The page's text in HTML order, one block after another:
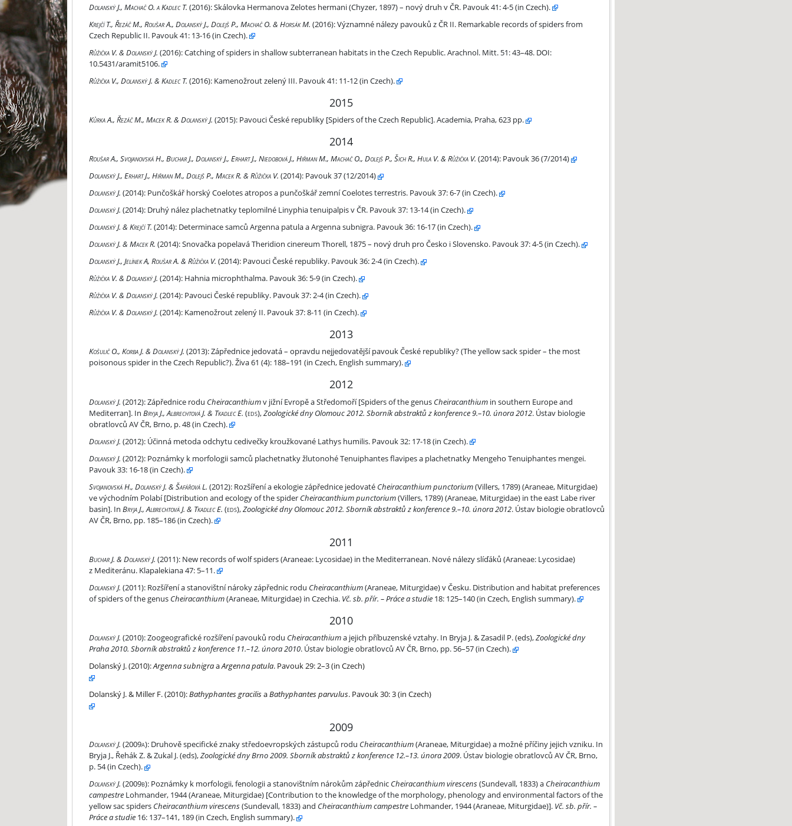
Skálovka Hermanova Zelotes hermani (Chyzer, 1897) – nový druh v ČR. Pavouk 41: 4-5 (in Czech).
Dolanský J., Machač O. a Kadlec T. (2016):Skálovka Hermanova Zelotes hermani (Chyzer, 1897) – nový druh v ČR. Pavouk 41: 4-5 (in Czech).
Významné nálezy pavouků z ČR II. Remarkable records of spiders from Czech Republic II. Pavouk 41: 13-16 (in Czech).
Krejčí T., Řezáč M., Roušar A., Dolanský J., Dolejš P., Machač O. & Horsák M. (2016):Významné nálezy pavouků z ČR II. Remarkable records of spiders from
Czech Republic II. Pavouk 41: 13-16 (in Czech).
Catching of spiders in shallow subterranean habitats in the Czech Republic.
Růžička V. & Dolanský J. (2016):Catching of spiders in shallow subterranean habitats in the Czech Republic. Arachnol. Mitt. 51: 43–48. DOI:
10.5431/aramit5106.
Kamenožrout zelený III. Pavouk 41: 11-12 (in Czech).
Růžička V., Dolanský J. & Kadlec T. (2016): Kamenožrout zelený III. Pavouk 41: 11-12 (in Czech).
2015
Pavouci České republiky.
Kůrka A., Řezáč M., Macek R. & Dolanský J. (2015): Pavouci České republiky [Spiders of the Czech Republic]. Academia, Praha, 623 pp.
2014
Pavouk 36 (7/2014)
Roušar A., Svojanovská H., Buchar J., Dolanský J., Erhart J., Niedobová J., Hiřman M., Machač O., Dolejš P., Šich R., Hula V. & Růžička V. (2014): Pavouk 36 (7/2014)
Pavouk 37 (12/2014)
Dolanský J., Erhart J., Hiřman M., Dolejš P., Macek R. & Růžička V. (2014): Pavouk 37 (12/2014)
Punčoškář horský Coelotes atropos a punčoškář zemní Coelotes terrestris. Pavouk 37: 6-7 (in Czech).
Dolanský J. (2014): Punčoškář horský Coelotes atropos a punčoškář zemní Coelotes terrestris. Pavouk 37: 6-7 (in Czech).
Druhý nález plachetnatky teplomilné Linyphia tenuipalpis v ČR. Pavouk 37: 13-14 (in Czech).
Dolanský J. (2014): Druhý nález plachetnatky teplomilné Linyphia tenuipalpis v ČR. Pavouk 37: 13-14 (in Czech).
Determinace samců Argenna patula a Argenna subnigra. Pavouk 36: 16-17 (in Czech).
Dolanský J. & Krejčí T. (2014): Determinace samců Argenna patula a Argenna subnigra. Pavouk 36: 16-17 (in Czech).
Snovačka popelavá Theridion cinereum Thorell, 1875 – nový druh pro Česko i Slovensko. Pavouk 37: 4-5 (in Czech).
Dolanský J. & Macek R. (2014):Snovačka popelavá Theridion cinereum Thorell, 1875 – nový druh pro Česko i Slovensko. Pavouk 37: 4-5 (in Czech).
Pavouci České republiky. Pavouk 36: 2-4 (in Czech).
Dolanský J., Jelínek A, Roušar A. & Růžička V. (2014): Pavouci České republiky. Pavouk 36: 2-4 (in Czech).
Hahnia microphthalma. Pavouk 36: 5-9 (in Czech).
Růžička V. & Dolanský J. (2014): Hahnia microphthalma. Pavouk 36: 5-9 (in Czech).
Pavouci České republiky. Pavouk 37: 2-4 (in Czech).
Růžička V. & Dolanský J. (2014): Pavouci České republiky. Pavouk 37: 2-4 (in Czech).
Kamenožrout zelený II. Pavouk 37: 8-11 (in Czech).
Růžička V. & Dolanský J. (2014): Kamenožrout zelený II. Pavouk 37: 8-11 (in Czech).
2013
Zápřednice jedovatá – opravdu nejjedovatější pavouk České republiky?
Košulič O., Korba J. & Dolanský J. (2013):Zápřednice jedovatá – opravdu nejjedovatější pavouk České republiky? (The yellow sack spider – the most
poisonous spider in the Czech Republic?). Živa 61 (4): 188–191 (in Czech, English summary).
2012
Zápřednice rodu Cheiracanthium v jižní Evropě a Středomoří
Dolanský J. (2012):Zápřednice rodu Cheiracanthiumv jižní Evropě a Středomoří [Spiders of the genus Cheiracanthium in southern Europe and
Mediterran]. In Bryja J., Albrechtová J. & Tkadlec E. (eds),Zoologické dny Olomouc 2012. Sborník abstraktů z konference 9.–10. února 2012. Ústav biologie
obratlovců AV ČR, Brno, p. 48 (in Czech).
Účinná metoda odchytu cedivečky kroužkované Lathys humilis. Pavouk 32: 17-18 (in Czech).
Dolanský J. (2012): Účinná metoda odchytu cedivečky kroužkované Lathys humilis. Pavouk 32: 17-18 (in Czech).
Poznámky k morfologii samců plachetnatky žlutonohé Tenuiphantes flavipes a plachetnatky Mengeho Tenuiphantes mengei. Pavouk 33: 16-18 (in Czech).
Dolanský J. (2012): Poznámky k morfologii samců plachetnatky žlutonohé Tenuiphantes flavipes a plachetnatky Mengeho Tenuiphantes mengei.
Pavouk 33: 16-18 (in Czech).
Rozšíření a ekologie zápřednice jedovaté Cheiracanthium punctorium (Villers, 1789) (Araneae, Miturgidae) ve východním Polabí
Svojanovská H., Dolanský J. & Šafářová L. (2012): Rozšíření a ekologie zápřednice jedovaté Cheiracanthium punctorium(Villers, 1789) (Araneae, Miturgidae)
ve východním Polabí [Distribution and ecology of the spider Cheiracanthium punctorium(Villers, 1789) (Araneae, Miturgidae) in the east Labe river
basin]. In Bryja J., Albrechtová J. & Tkadlec E. (eds),Zoologické dny Olomouc 2012. Sborník abstraktů z konference 9.–10. února 2012. Ústav biologie obratlovců
AV ČR, Brno, pp. 185–186 (in Czech).
2011
New records of wolf spiders (Araneae: Lycosidae) in the Mediterranean
Buchar J. & Dolanský J. (2011): New records of wolf spiders (Araneae: Lycosidae) in the Mediterranean. Nové nálezy slíďáků (Araneae: Lycosidae)
z Mediteránu. Klapalekiana 47: 5–11.
Rozšíření a stanovištní nároky zápřednic rodu Cheiracanthium (Araneae, Miturgidae) v Česku
Dolanský J. (2011): Rozšíření a stanovištní nároky zápřednic rodu Cheiracanthium(Araneae, Miturgidae) v Česku. Distribution and habitat preferences
of spiders of the genus Cheiracanthium(Araneae, Miturgidae) in Czechia. Vč. sb. přír. – Práce a studie 18: 125–140 (in Czech, English summary).
2010
Zoogeografické rozšíření pavouků rodu Cheiracanthium a jejich příbuzenské vztahy
Dolanský J. (2010):Zoogeografické rozšíření pavouků rodu Cheiracanthiuma jejich příbuzenské vztahy. In Bryja J. & Zasadil P. (eds),Zoologické dny
Praha 2010. Sborník abstraktů z konference 11.–12. února 2010. Ústav biologie obratlovců AV ČR, Brno, pp. 56–57 (in Czech).
Argenna subnigra a Argenna patula
Dolanský J.(2010):Argenna subnigraaArgenna patula. Pavouk 29: 2–3 (in Czech)
Bathyphantes gracilis a Bathyphantes parvulus
Dolanský J. & Miller F.(2010):Bathyphantes gracilisaBathyphantes parvulus. Pavouk 30: 3 (in Czech)
2009
Druhově specifické znaky středoevropských zástupců rodu Cheiracanthium (Araneae, Miturgidae) a možné příčiny jejich vzniku.
Dolanský J. (2009a): Druhově specifické znaky středoevropských zástupců rodu Cheiracanthium(Araneae, Miturgidae) a možné příčiny jejich vzniku. In
Bryja J., Řehák Z. & Zukal J. (eds),Zoologické dny Brno 2009. Sborník abstraktů z konference 12.–13. února 2009. Ústav biologie obratlovců AV ČR, Brno,
p. 54 (in Czech).
Poznámky k morfologii, fenologii a stanovištním nárokům zápřednic Cheiracanthium virescens (Sundevall, 1833) a Cheiracanthium campestre Lohmander, 1944 (Araneae, Miturgidae)
Dolanský J. (2009b): Poznámky k morfologii, fenologii a stanovištním nárokům zápřednic Cheiracanthium virescens(Sundevall, 1833) a Cheiracanthium
campestre Lohmander, 1944 (Araneae, Miturgidae) [Contribution to the knowledge of the morphology, phenology and environmental factors of the
yellow sac spiders Cheiracanthium virescens(Sundevall, 1833) and Cheiracanthium campestre Lohmander, 1944 (Araneae, Miturgidae)]. Vč. sb. přír. –
Práce a studie 16: 137–141, 189 (in Czech, English summary).